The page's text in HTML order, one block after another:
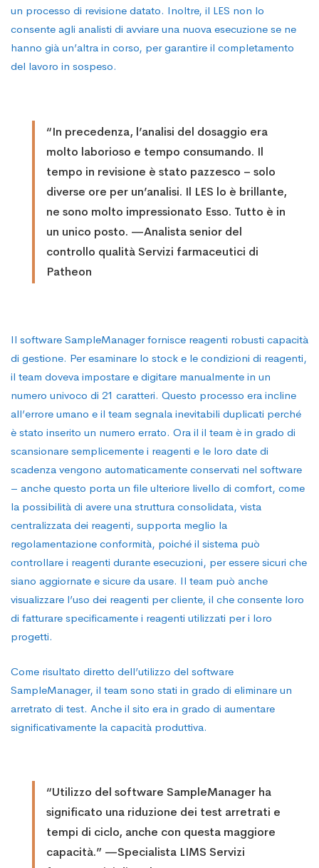
un processo di revisione datato. Inoltre, il LES non lo
consente agli analisti di avviare una nuova esecuzione se ne
hanno già un’altra in corso, per garantire il completamento
del lavoro in sospeso.
“In precedenza, l’analisi del dosaggio era
molto laborioso e tempo consumando. Il
tempo in revisione è stato pazzesco – solo
diverse ore per un’analisi. Il LES lo è brillante,
ne sono molto impressionato Esso. Tutto è in
un unico posto. —Analista senior del
controllo qualità Servizi farmaceutici di
Patheon
Il software SampleManager fornisce reagenti robusti capacità
di gestione. Per esaminare lo stock e le condizioni di reagenti,
il team doveva impostare e digitare manualmente in un
numero univoco di 21 caratteri. Questo processo era incline
all’errore umano e il team segnala inevitabili duplicati perché
è stato inserito un numero errato. Ora il il team è in grado di
scansionare semplicemente i reagenti e le loro date di
scadenza vengono automaticamente conservati nel software
– anche questo porta un file ulteriore livello di comfort, come
la possibilità di avere una struttura consolidata, vista
centralizzata dei reagenti, supporta meglio la
regolamentazione conformità, poiché il sistema può
controllare i reagenti durante esecuzioni, per essere sicuri che
siano aggiornate e sicure da usare. Il team può anche
visualizzare l’uso dei reagenti per cliente, il che consente loro
di fatturare specificamente i reagenti utilizzati per i loro
progetti.
Come risultato diretto dell’utilizzo del software
SampleManager, il team sono stati in grado di eliminare un
arretrato di test. Anche il sito era in grado di aumentare
significativamente la capacità produttiva.
“Utilizzo del software SampleManager ha
significato una riduzione dei test arretrati e
tempi di ciclo, anche con questa maggiore
capacità.” —Specialista LIMS Servizi